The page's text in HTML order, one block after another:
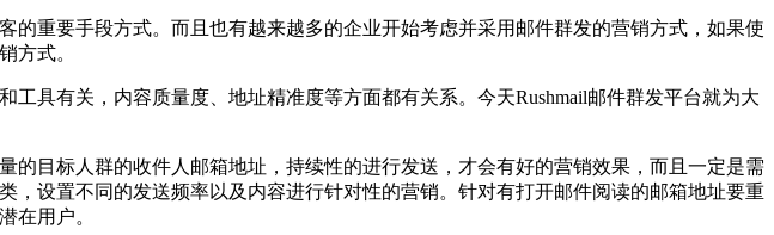
重要手段方式。而且也有越来越多的企业开始考虑并采用邮件群发的营销方式，如果使
方式。
有关，内容质量度、地址精准度等方面都有关系。今天Rushmail邮件群发平台就为大
目标人群的收件人邮箱地址，持续性的进行发送，才会有好的营销效果，而且一定是需
设置不同的发送频率以及内容进行针对性的营销。针对有打开邮件阅读的邮箱地址要重
在用户。